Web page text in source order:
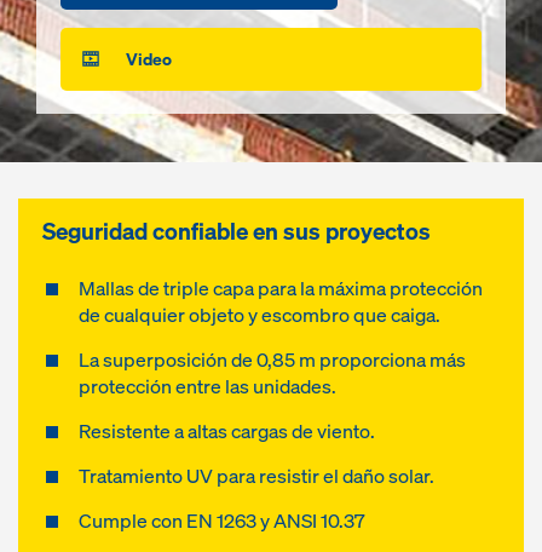
Video
Seguridad confiable en sus proyectos
Mallas de triple capa para la máxima protección
de cualquier objeto y escombro que caiga.
La superposición de 0,85 m proporciona más
protección entre las unidades.
Resistente a altas cargas de viento.
Tratamiento UV para resistir el daño solar.
Cumple con EN 1263 y ANSI 10.37